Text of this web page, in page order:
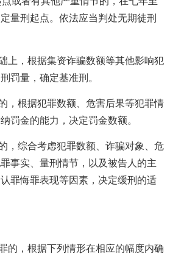
量刑起点。依法应当判处无期徒刑
，根据集资诈骗数额等其他影响犯
罚量，确定基准刑。
根据犯罪数额、危害后果等犯罪情
罚金的能力，决定罚金数额。
综合考虑犯罪数额、诈骗对象、危
事实、量刑情节，以及被告人的主
罪悔罪表现等因素，决定缓刑的适
，根据下列情形在相应的幅度内确